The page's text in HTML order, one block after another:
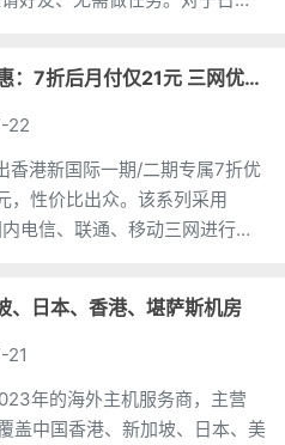
LOCVPS 香港VPS限时特惠：7折后月付仅21元 三网优化BGP线路 可选原生IP
22
香港新国际一期/二期专属7折优
，性价比出众。该系列采用
电信、联通、移动三网进行专
日本、香港、堪萨斯机房
21
年的海外主机服务商，主营
盖中国香港、新加坡、日本、美